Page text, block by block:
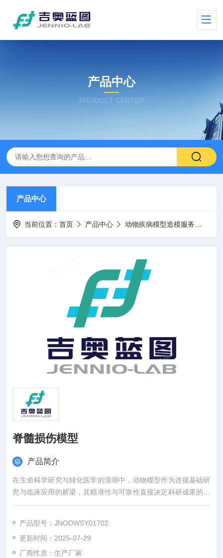
产品中心
PRODUCT CENTER
产品中心
当前位置：首页 产品中心 动物疾病模型造模服务
脊髓损伤模型
产品简介
在生命科学研究与转化医学的浪潮中，动物模型作为连接基础研
究与临床应用的桥梁，其精准性与可靠性直接决定科研成果的价
值。吉奥蓝图（JENNIO-LAB）深耕生物医学领域十余载，凭借
机构、药企及医疗机构提供覆盖动物模型构建、药效评价、数据
分析与成果转化的一站式解决方案，助力客户突破科研瓶颈，加
速创新成果落地。
产品型号：JNODWSY01702
更新时间：2025-07-29
厂商性质：生产厂家